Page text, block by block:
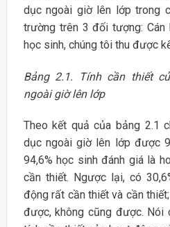
dục ngoài giờ lên lớp trong
trường trên 3 đối tượng: Cán
học sinh, chúng tôi thu được
Bảng 2.1. Tính cần thiết
ngoài giờ lên lớp
Theo kết quả của bảng 2.1
dục ngoài giờ lên lớp được
94,6% học sinh đánh giá là
cần thiết. Ngược lại, có
động rất cần thiết và cần
được, không cũng được. Nói